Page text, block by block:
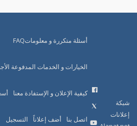
شبكة
إعلانات
أسئلة متكررة و معلوماتFAQ
الخيارات و الخدمات المدفوعة
كيفية الإعلان و الإستفادة معنا
اتصل بنا أضف إعلاناً التسجيل